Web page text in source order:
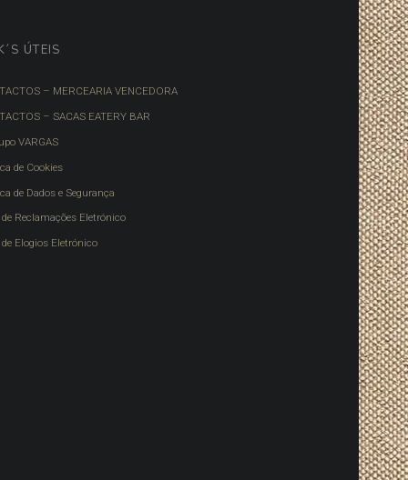
ÚTEIS
– MERCEARIA VENCEDORA
– SACAS EATERY BAR
VARGAS
de Cookies
de Dados e Segurança
Reclamações Eletrónico
Elogios Eletrónico